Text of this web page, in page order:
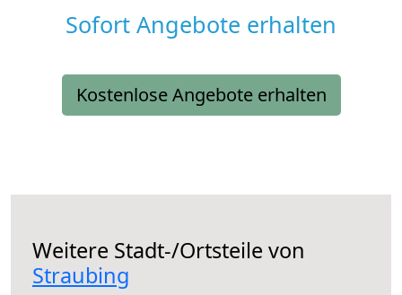
Sofort Angebote erhalten
Kostenlose Angebote erhalten
Weitere Stadt-/Ortsteile von
Straubing